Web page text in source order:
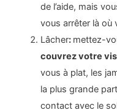
de l’aide, mais
vous arrêter là où
Lâcher: mettez-
couvrez votre
vous à plat, les
la plus grande
contact avec le